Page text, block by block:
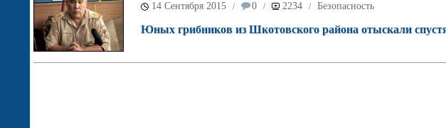
14 Сентября 2015 / 0 / 2234 / Безопасность
Юных грибников из Шкотовского района отыскали